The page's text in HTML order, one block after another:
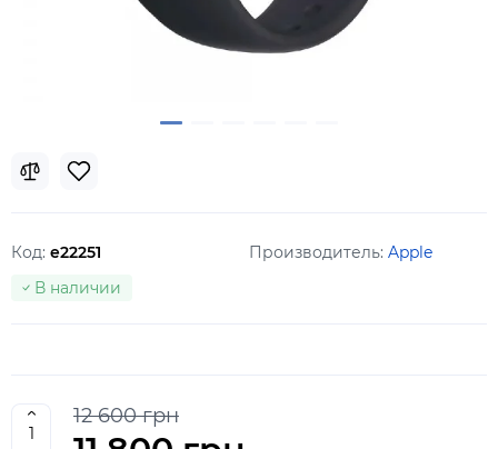
Код: e22251 Производитель: Apple
В наличии
12 600 грн